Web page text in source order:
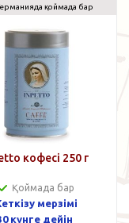
қоймада бар
кофесі 250 г
Қоймада бар
мерзімі
күнге дейін